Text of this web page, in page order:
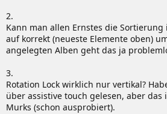
2.
Kann man allen Ernstes die
auf korrekt (neueste Elemente oben)
angelegten Alben geht das ja
3.
Rotation Lock wirklich nur vertikal?
über assistive touch gelesen, aber das
Murks (schon ausprobiert).